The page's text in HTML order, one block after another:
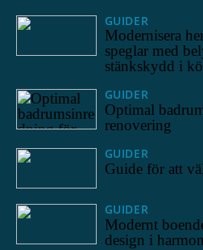
GUIDER
Modernisera
speglar med
stänkskydd i
GUIDER
Optimal
renovering
GUIDER
Guide för att
GUIDER
Modernt
design i